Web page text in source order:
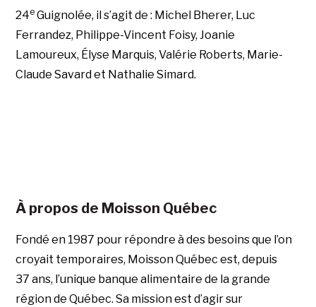
24e Guignolée, il s’agit de : Michel Bherer, Luc
Ferrandez, Philippe-Vincent Foisy, Joanie
Lamoureux, Élyse Marquis, Valérie Roberts, Marie-
Claude Savard et Nathalie Simard.
À propos de Moisson Québec
Fondé en 1987 pour répondre à des besoins que l’on
croyait temporaires, Moisson Québec est, depuis
37 ans, l’unique banque alimentaire de la grande
région de Québec. Sa mission est d’agir sur